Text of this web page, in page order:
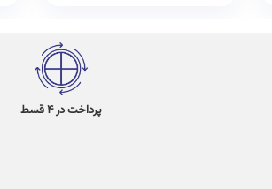
پرداخت در 4 قسط